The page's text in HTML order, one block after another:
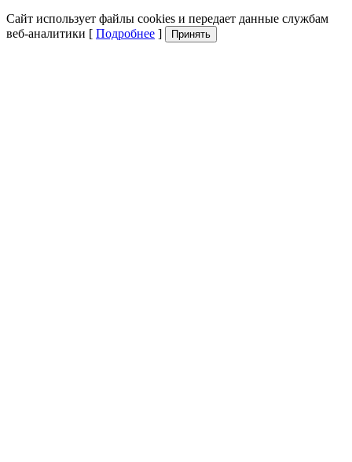
Сайт использует файлы cookies и передает данные службам
веб-аналитики [ Подробнее ] Принять